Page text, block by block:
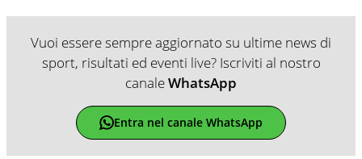
Vuoi essere sempre aggiornato su ultime news di
sport, risultati ed eventi live? Iscriviti al nostro
canaleWhatsApp
Entra nel canale WhatsApp